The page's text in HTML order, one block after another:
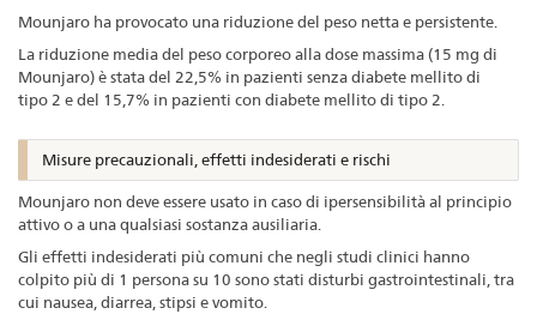
Mounjaro ha provocato una riduzione del peso netta e persistente.
La riduzione media del peso corporeo alla dose massima (15 mg di
Mounjaro) è stata del 22,5% in pazienti senza diabete mellito di
tipo 2 e del 15,7% in pazienti con diabete mellito di tipo 2.
Misure precauzionali, effetti indesiderati e rischi
Mounjaro non deve essere usato in caso di ipersensibilità al principio
attivo o a una qualsiasi sostanza ausiliaria.
Gli effetti indesiderati più comuni che negli studi clinici hanno
colpito più di 1 persona su 10 sono stati disturbi gastrointestinali, tra
cui nausea, diarrea, stipsi e vomito.